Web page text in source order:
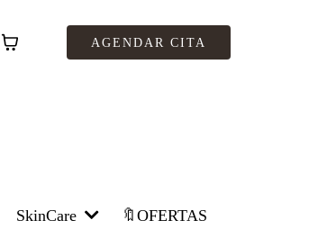
AGENDAR CITA
SkinCare 🔖OFERTAS